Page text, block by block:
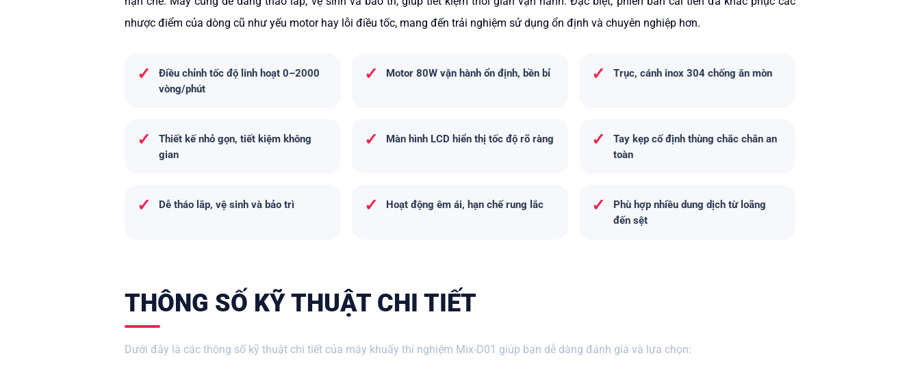
nhược điểm của dòng cũ như yếu motor hay lỗi điều tốc, mang đến trải nghiệm sử dụng ổn định và chuyên nghiệp hơn.
✓
Điều chỉnh tốc độ linh hoạt 0–2000
vòng/phút
✓ Motor 80W vận hành ổn định, bền bỉ ✓ Trục, cánh inox 304 chống ăn mòn
✓
Thiết kế nhỏ gọn, tiết kiệm không
gian
✓ Màn hình LCD hiển thị tốc độ rõ ràng ✓
Tay kẹp cố định thùng chắc chắn an
toàn
✓ Dễ tháo lắp, vệ sinh và bảo trì ✓ Hoạt động êm ái, hạn chế rung lắc ✓
Phù hợp nhiều dung dịch từ loãng
đến sệt
THÔNG SỐ KỸ THUẬT CHI TIẾT
Dưới đây là các thông số kỹ thuật chi tiết của máy khuấy thí nghiệm Mix-D01 giúp bạn dễ dàng đánh giá và lựa chọn: